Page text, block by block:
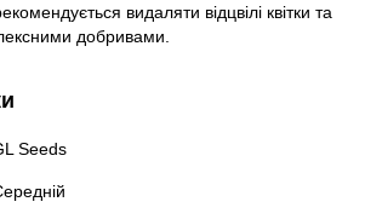
видаляти відцвілі квітки та
добривами.
Seeds